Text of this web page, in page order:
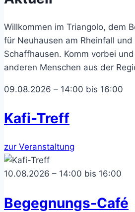
Willkommen im Triangolo, dem
für Neuhausen am Rheinfall
Schaffhausen. Komm vorbei
anderen Menschen aus der
09.08.2026 – 14:00 bis 16:00
Kafi-Treff
zur Veranstaltung
10.08.2026 – 14:00 bis 16:00
Begegnungs-Café